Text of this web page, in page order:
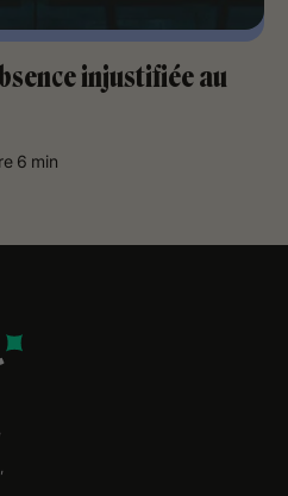
injustifiée au
6 min